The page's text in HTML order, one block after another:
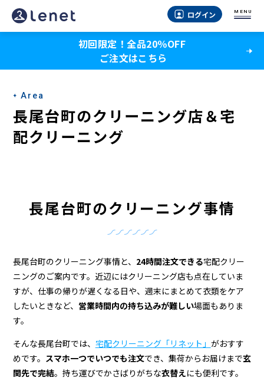
長
尾
町
の
ク
リ
＆
宅
配
ク
リ
ー
ログイン MENU
初回限定！全品20％OFF
ご注文はこちら
Area
長尾台町のクリーニング店＆宅
配クリーニング
長尾台町のクリーニング事情
長尾台町のクリーニング事情と、 24時間注文できる宅配クリー
ニングのご案内です。近辺にはクリーニング店も点在していま
すが、仕事の帰りが遅くなる日や、週末にまとめて衣類をケア
したいときなど、 営業時間内の持ち込みが難しい場面もありま
す。
そんな長尾台町では、 宅配クリーニング「リネット」 がおすす
めです。 スマホ一つでいつでも注文でき、集荷からお届けまで玄
関先で完結。持ち運びでかさばりがちな衣替えにも便利です。